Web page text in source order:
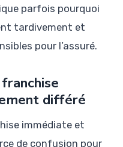
parfois pourquoi
tardivement et
pour l’assuré.
différé
immédiate et
de confusion pour